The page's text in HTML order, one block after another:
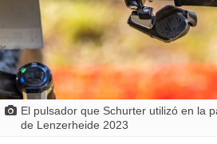
El pulsador que Schurter utilizó en la
de Lenzerheide 2023